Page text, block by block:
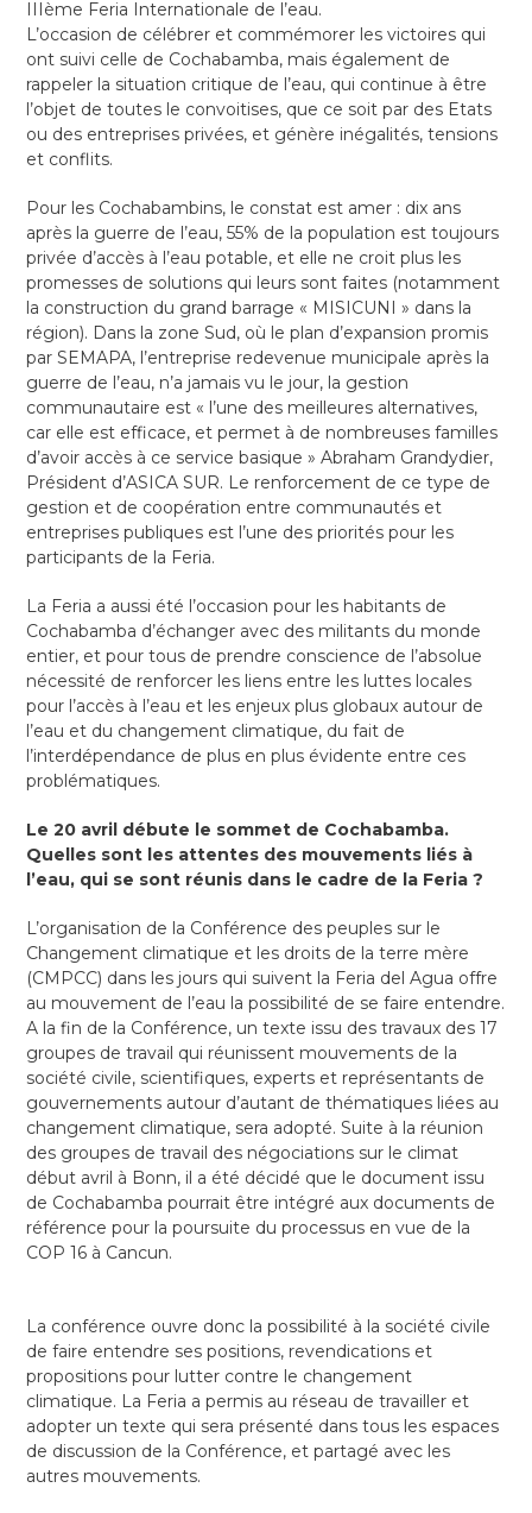
IIIème Feria Internationale de l’eau.
L’occasion de célébrer et commémorer les victoires qui
ont suivi celle de Cochabamba, mais également de
rappeler la situation critique de l’eau, qui continue à être
l’objet de toutes le convoitises, que ce soit par des Etats
ou des entreprises privées, et génère inégalités, tensions
et conflits.
Pour les Cochabambins, le constat est amer : dix ans
après la guerre de l’eau, 55% de la population est toujours
privée d’accès à l’eau potable, et elle ne croit plus les
promesses de solutions qui leurs sont faites (notamment
la construction du grand barrage « MISICUNI » dans la
région). Dans la zone Sud, où le plan d’expansion promis
par SEMAPA, l’entreprise redevenue municipale après la
guerre de l’eau, n’a jamais vu le jour, la gestion
communautaire est « l’une des meilleures alternatives,
car elle est efficace, et permet à de nombreuses familles
d’avoir accès à ce service basique » Abraham Grandydier,
Président d’ASICA SUR. Le renforcement de ce type de
gestion et de coopération entre communautés et
entreprises publiques est l’une des priorités pour les
participants de la Feria.
La Feria a aussi été l’occasion pour les habitants de
Cochabamba d’échanger avec des militants du monde
entier, et pour tous de prendre conscience de l’absolue
nécessité de renforcer les liens entre les luttes locales
pour l’accès à l’eau et les enjeux plus globaux autour de
l’eau et du changement climatique, du fait de
l’interdépendance de plus en plus évidente entre ces
problématiques.
Le 20 avril débute le sommet de Cochabamba.
Quelles sont les attentes des mouvements liés à
l’eau, qui se sont réunis dans le cadre de la Feria ?
L’organisation de la Conférence des peuples sur le
Changement climatique et les droits de la terre mère
(CMPCC) dans les jours qui suivent la Feria del Agua offre
au mouvement de l’eau la possibilité de se faire entendre.
A la fin de la Conférence, un texte issu des travaux des 17
groupes de travail qui réunissent mouvements de la
société civile, scientifiques, experts et représentants de
gouvernements autour d’autant de thématiques liées au
changement climatique, sera adopté. Suite à la réunion
des groupes de travail des négociations sur le climat
début avril à Bonn, il a été décidé que le document issu
de Cochabamba pourrait être intégré aux documents de
référence pour la poursuite du processus en vue de la
COP 16 à Cancun.
La conférence ouvre donc la possibilité à la société civile
de faire entendre ses positions, revendications et
propositions pour lutter contre le changement
climatique. La Feria a permis au réseau de travailler et
adopter un texte qui sera présenté dans tous les espaces
de discussion de la Conférence, et partagé avec les
autres mouvements.